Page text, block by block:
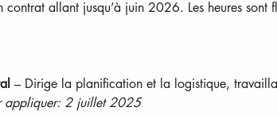
contrat allant jusqu’à juin 2026. Les heures
– Dirige la planification et la logistique,
appliquer: 2 juillet 2025